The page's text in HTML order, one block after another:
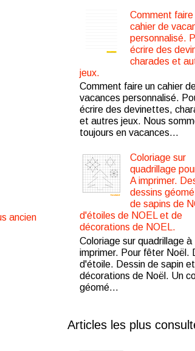
ancien
Comment faire
cahier de
personnalisé.
écrire des
charades et
jeux.
Comment faire un cahier
vacances personnalisé.
écrire des devinettes,
et autres jeux. Nous
toujours en vacances...
Coloriage sur
quadrillage
A imprimer.
dessins
de sapins de
d'étoiles de NOEL et de
décorations de NOEL.
Coloriage sur quadrillage à
imprimer. Pour fêter Noël.
d'étoile. Dessin de sapin
décorations de Noël. Un
géomé...
Articles les plus